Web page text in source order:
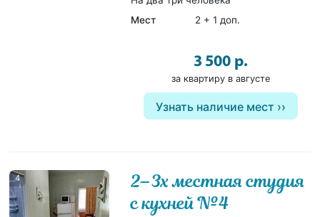
Мест
2 + 1 доп.
3 500 р.
за квартиру в августе
Узнать наличие мест
4
2–3х местная студия
с кухней №4